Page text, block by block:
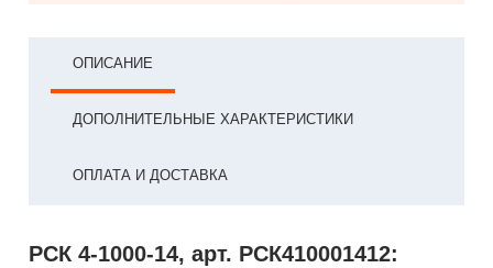
ОПИСАНИЕ
ДОПОЛНИТЕЛЬНЫЕ ХАРАКТЕРИСТИКИ
ОПЛАТА И ДОСТАВКА
РСК 4-1000-14, арт. РСК410001412: